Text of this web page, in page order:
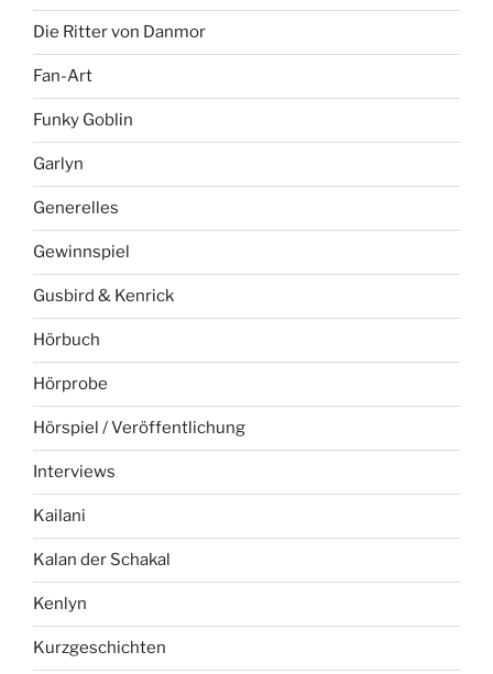
Die Ritter von Danmor
Fan-Art
Funky Goblin
Garlyn
Generelles
Gewinnspiel
Gusbird & Kenrick
Hörbuch
Hörprobe
Hörspiel / Veröffentlichung
Interviews
Kailani
Kalan der Schakal
Kenlyn
Kurzgeschichten